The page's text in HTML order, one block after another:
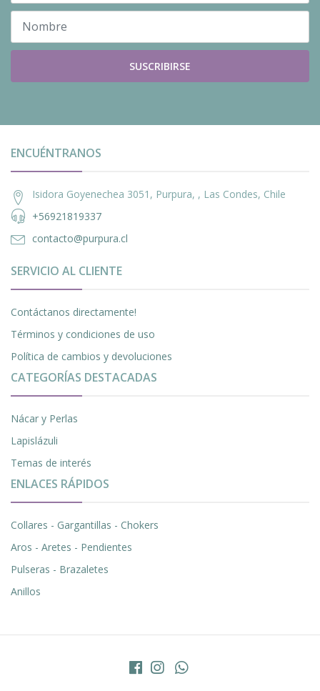
SUSCRIBIRSE
ENCUÉNTRANOS
Isidora Goyenechea 3051, Purpura, , Las Condes, Chile
+56921819337
contacto@purpura.cl
SERVICIO AL CLIENTE
Contáctanos directamente!
Términos y condiciones de uso
Política de cambios y devoluciones
CATEGORÍAS DESTACADAS
Nácar y Perlas
Lapislázuli
Temas de interés
ENLACES RÁPIDOS
Collares - Gargantillas - Chokers
Aros - Aretes - Pendientes
Pulseras - Brazaletes
Anillos